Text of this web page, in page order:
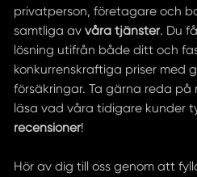
privatperson, företagare och
samtliga av våra tjänster. Du
lösning utifrån både ditt och
konkurrenskraftiga priser med
försäkringar. Ta gärna reda på
läsa vad våra tidigare kunder
recensioner!
Hör av dig till oss genom att